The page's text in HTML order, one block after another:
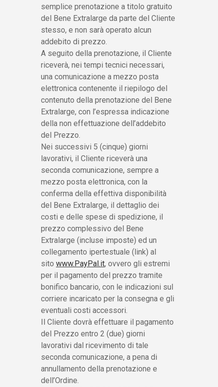
semplice prenotazione a titolo gratuito
del Bene Extralarge da parte del Cliente
stesso, e non sarà operato alcun
addebito di prezzo.
A seguito della prenotazione, il Cliente
riceverà, nei tempi tecnici necessari,
una comunicazione a mezzo posta
elettronica contenente il riepilogo del
contenuto della prenotazione del Bene
Extralarge, con l’espressa indicazione
della non effettuazione dell’addebito
del Prezzo.
Nei successivi 5 (cinque) giorni
lavorativi, il Cliente riceverà una
seconda comunicazione, sempre a
mezzo posta elettronica, con la
conferma della effettiva disponibilità
del Bene Extralarge, il dettaglio dei
costi e delle spese di spedizione, il
prezzo complessivo del Bene
Extralarge (incluse imposte) ed un
collegamento ipertestuale (link) al
sito www.PayPal.it, ovvero gli estremi
per il pagamento del prezzo tramite
bonifico bancario, con le indicazioni sul
corriere incaricato per la consegna e gli
eventuali costi accessori.
Il Cliente dovrà effettuare il pagamento
del Prezzo entro 2 (due) giorni
lavorativi dal ricevimento di tale
seconda comunicazione, a pena di
annullamento della prenotazione e
dell’Ordine.